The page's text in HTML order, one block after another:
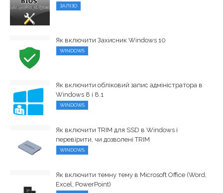
ЗАЛІЗО
Як включити Захисник Windows 10
WINDOWS
Як включити обліковий запис адміністратора в
Windows 8 і 8.1
WINDOWS
Як включити TRIM для SSD в Windows і
перевірити, чи дозволені TRIM
WINDOWS
Як включити темну тему в Microsoft Office (Word,
Excel, PowerPoint)